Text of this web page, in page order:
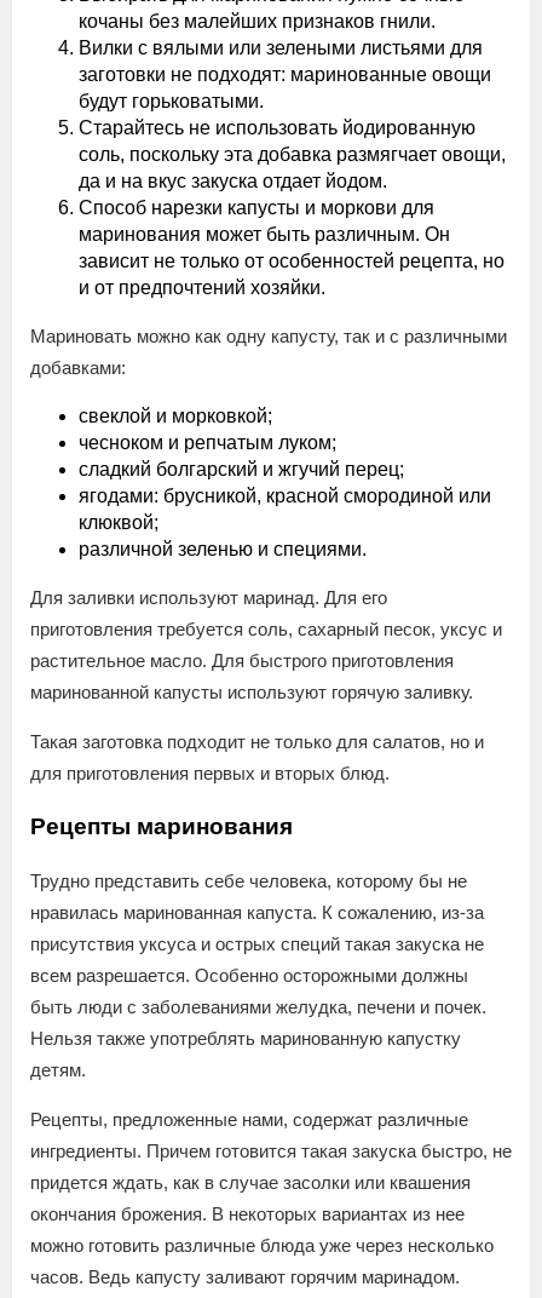
кочаны без малейших признаков гнили.
Вилки с вялыми или зелеными листьями для
заготовки не подходят: маринованные овощи
будут горьковатыми.
Старайтесь не использовать йодированную
соль, поскольку эта добавка размягчает овощи,
да и на вкус закуска отдает йодом.
Способ нарезки капусты и моркови для
маринования может быть различным. Он
зависит не только от особенностей рецепта, но
и от предпочтений хозяйки.
Мариновать можно как одну капусту, так и с различными
добавками:
свеклой и морковкой;
чесноком и репчатым луком;
сладкий болгарский и жгучий перец;
ягодами: брусникой, красной смородиной или
клюквой;
различной зеленью и специями.
Для заливки используют маринад. Для его
приготовления требуется соль, сахарный песок, уксус и
растительное масло. Для быстрого приготовления
маринованной капусты используют горячую заливку.
Такая заготовка подходит не только для салатов, но и
для приготовления первых и вторых блюд.
Рецепты маринования
Трудно представить себе человека, которому бы не
нравилась маринованная капуста. К сожалению, из-за
присутствия уксуса и острых специй такая закуска не
всем разрешается. Особенно осторожными должны
быть люди с заболеваниями желудка, печени и почек.
Нельзя также употреблять маринованную капустку
детям.
Рецепты, предложенные нами, содержат различные
ингредиенты. Причем готовится такая закуска быстро, не
придется ждать, как в случае засолки или квашения
окончания брожения. В некоторых вариантах из нее
можно готовить различные блюда уже через несколько
часов. Ведь капусту заливают горячим маринадом.